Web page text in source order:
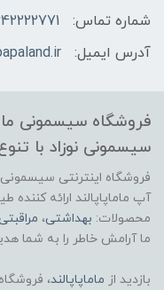
شماره تماس:
آدرس ایمیل:
فروشگاه سیسمونی
سیسمونی نوزاد با
فروشگاه اینترنتی سیسمونی
آپ ماماپاپالند ارائه کننده
محصولات: بهداشتی،
ما آرامش خاطر را به شما
بازدید از ماماپاپالند،